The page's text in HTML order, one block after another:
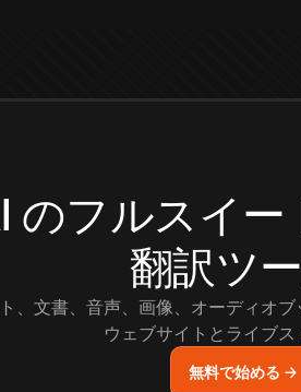
のフルスイ
翻訳ツ
、文書、音声、画像、オーディオブ
ウェブサイトとライブス
無料で始める →